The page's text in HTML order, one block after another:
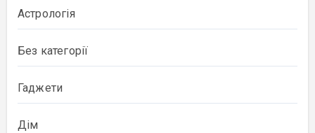
Астрологія
Без категорії
Гаджети
Дім